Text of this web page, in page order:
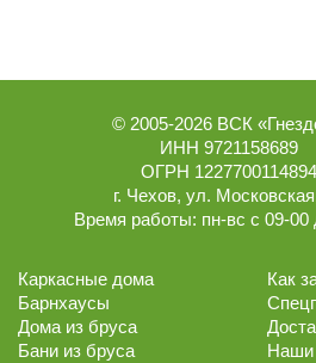
© 2005-2026 ВСК
ИНН 9721158689
ОГРН 1227700114894
г. Чехов, ул.
Время работы: пн-вс с 09-00
Каркасные дома
Барнхаусы
Дома из бруса
Бани из бруса
Как
Наши